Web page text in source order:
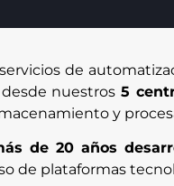
de
desde nuestros5
y
de 20 años
de plataformas